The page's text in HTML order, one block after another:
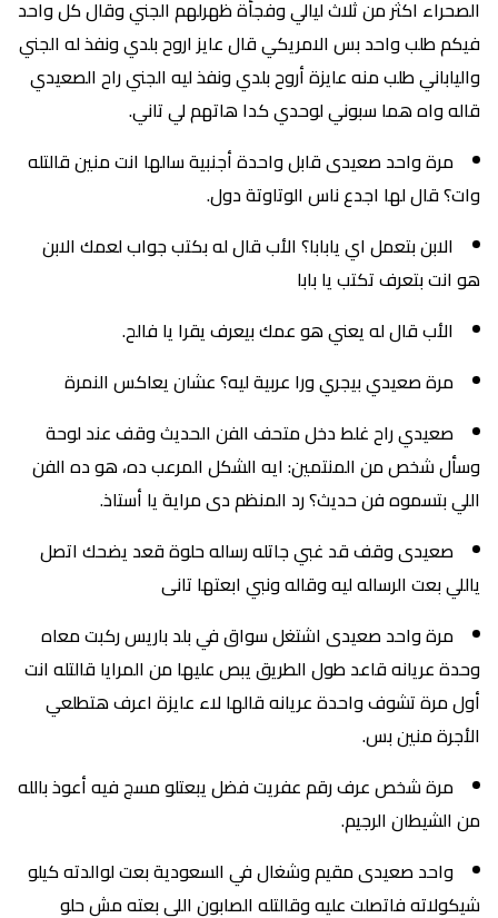
الصحراء اكثر من ثلاث ليالي وفجأة ظهرلهم الجني وقال كل واحد
فيكم طلب واحد بس الامريكي قال عايز اروح بلدي ونفذ له الجني
والياباني طلب منه عايزة أروح بلدي ونفذ ليه الجني راح الصعيدي
قاله واه هما سبوني لوحدي كدا هاتهم لي تاني.
مرة واحد صعيدى قابل واحدة أجنبية سالها انت منين قالتله
وات؟ قال لها اجدع ناس الوتاوتة دول.
الابن بتعمل اي يابابا؟ الأب قال له بكتب جواب لعمك الابن
هو انت بتعرف تكتب يا بابا
الأب قال له يعني هو عمك بيعرف يقرا يا فالح.
مرة صعيدي بيجري ورا عربية ليه؟ عشان يعاكس النمرة
صعيدي راح غلط دخل متحف الفن الحديث وقف عند لوحة
وسأل شخص من المنتمين: ايه الشكل المرعب ده، هو ده الفن
اللي بتسموه فن حديث؟ رد المنظم دى مراية يا أستاذ.
صعيدى وقف قد غبي جاتله رساله حلوة قعد يضحك اتصل
ياللي بعت الرساله ليه وقاله ونبي ابعتها تانى
مرة واحد صعيدى اشتغل سواق في بلد باريس ركبت معاه
وحدة عريانه قاعد طول الطريق يبص عليها من المرايا قالتله انت
أول مرة تشوف واحدة عريانه قالها لاء عايزة اعرف هتطلعي
الأجرة منين بس.
مرة شخص عرف رقم عفريت فضل يبعتلو مسج فيه أعوذ بالله
من الشيطان الرجيم.
واحد صعيدى مقيم وشغال في السعودية بعت لوالدته كيلو
شيكولاته فاتصلت عليه وقالتله الصابون اللي بعته مش حلو